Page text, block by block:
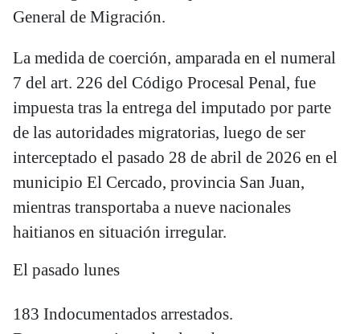
General de Migración.
La medida de coerción, amparada en el numeral
7 del art. 226 del Código Procesal Penal, fue
impuesta tras la entrega del imputado por parte
de las autoridades migratorias, luego de ser
interceptado el pasado 28 de abril de 2026 en el
municipio El Cercado, provincia San Juan,
mientras transportaba a nueve nacionales
haitianos en situación irregular.
El pasado lunes
183 Indocumentados arrestados.